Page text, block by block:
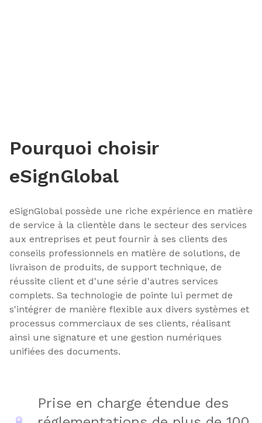
Pourquoi choisir
eSignGlobal
eSignGlobal possède une riche expérience en matière
de service à la clientèle dans le secteur des services
aux entreprises et peut fournir à ses clients des
conseils professionnels en matière de solutions, de
livraison de produits, de support technique, de
réussite client et d'une série d'autres services
complets. Sa technologie de pointe lui permet de
s'intégrer de manière flexible aux divers systèmes et
processus commerciaux de ses clients, réalisant
ainsi une signature et une gestion numériques
unifiées des documents.
Prise en charge étendue des